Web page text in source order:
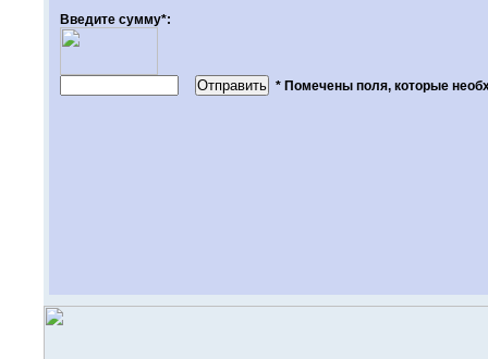
Введите сумму*:
* Помечены поля, которые